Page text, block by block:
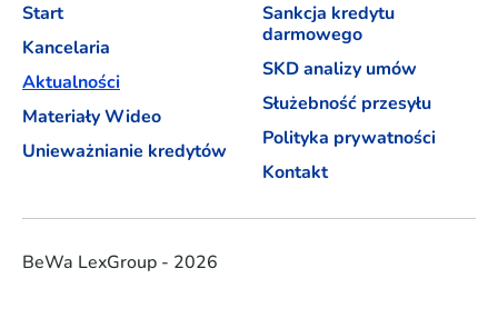
Start
Kancelaria
Aktualności
Materiały Wideo
Unieważnianie kredytów
Sankcja kredytu
darmowego
SKD analizy umów
Służebność przesyłu
Polityka prywatności
Kontakt
BeWa LexGroup - 2026